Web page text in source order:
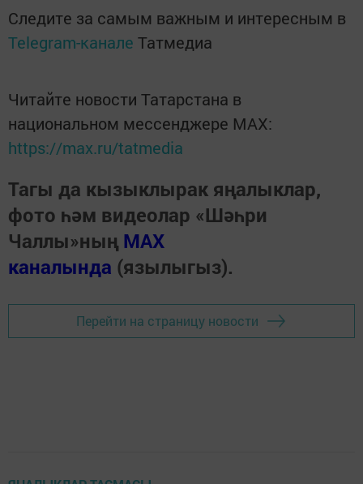
Следите за самым важным и интересным в
Telegram-канале Татмедиа
Читайте новости Татарстана в
национальном мессенджере MАХ:
https://max.ru/tatmedia
Тагы да кызыклырак яңалыклар,
фото һәм видеолар «Шәһри
Чаллы»ның MAX
каналында (язылыгыз).
Перейти на страницу новости